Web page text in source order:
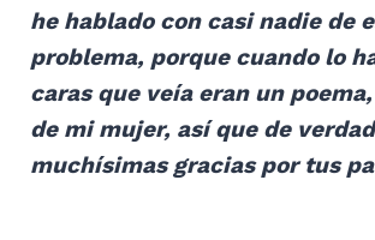
he hablado con casi nadie de
problema, porque cuando lo
caras que veía eran un
de mi mujer, así que de verdad
muchísimas gracias por tus